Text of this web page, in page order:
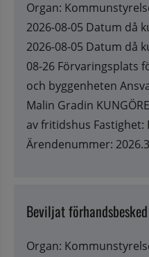
Organ:
2026-08-05 Datum då
2026-08-05 Datum då
08-26 Förvaringsplats
och byggenheten
Malin Gradin
av fritidshus Fastighet:
Ärendenummer:
Beviljat förhandsbesked
Organ: